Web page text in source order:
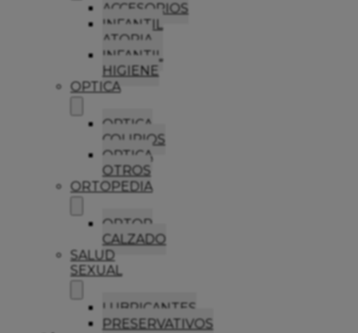
ACCESORIOS
INFANTIL
ATOPIA
INFANTIL
HIGIENE
OPTICA
OPTICA
COLIRIOS
OPTICA
OTROS
ORTOPEDIA
ORTOP
CALZADO
SALUD
SEXUAL
LUBRICANTES
PRESERVATIVOS